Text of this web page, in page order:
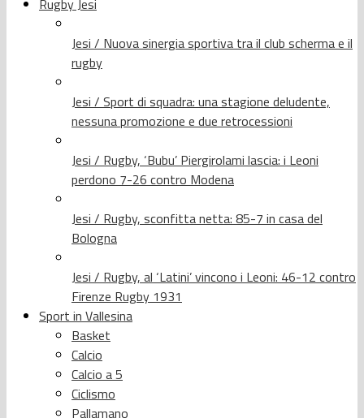
Rugby Jesi
Jesi / Nuova sinergia sportiva tra il club scherma e il
rugby
Jesi / Sport di squadra: una stagione deludente,
nessuna promozione e due retrocessioni
Jesi / Rugby, ‘Bubu’ Piergirolami lascia: i Leoni
perdono 7-26 contro Modena
Jesi / Rugby, sconfitta netta: 85-7 in casa del
Bologna
Jesi / Rugby, al ‘Latini’ vincono i Leoni: 46-12 contro
Firenze Rugby 1931
Sport in Vallesina
Basket
Calcio
Calcio a 5
Ciclismo
Pallamano